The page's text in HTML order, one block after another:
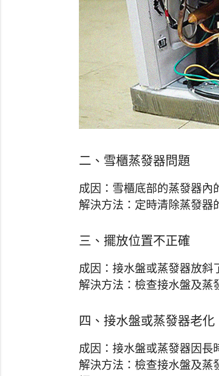
二、雪櫃蒸發器問題
成因：雪櫃底部的蒸發器內
解決方法：定時清除蒸發器
三、擺放位置不正確
成因：接水盤或蒸發器放斜
解決方法：檢查接水盤及蒸
四、接水盤或蒸發器老化
成因：接水盤或蒸發器因長
解決方法：檢查接水盤及蒸